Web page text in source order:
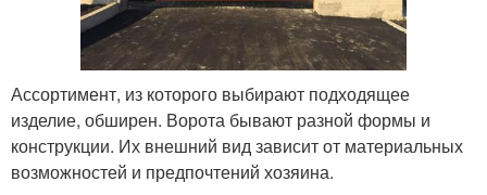
Ассортимент, из которого выбирают подходящее
изделие, обширен. Ворота бывают разной формы и
конструкции. Их внешний вид зависит от материальных
возможностей и предпочтений хозяина.